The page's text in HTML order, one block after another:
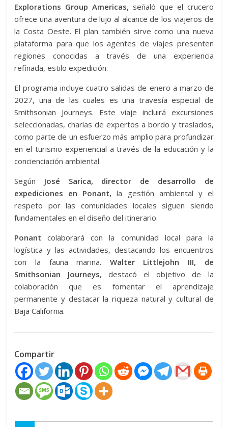
Explorations Group Americas, señaló que el crucero
ofrece una aventura de lujo al alcance de los viajeros de
la Costa Oeste. El plan también sirve como una nueva
plataforma para que los agentes de viajes presenten
regiones conocidas a través de una experiencia
refinada, estilo expedición.
El programa incluye cuatro salidas de enero a marzo de
2027, una de las cuales es una travesía especial de
Smithsonian Journeys. Este viaje incluirá excursiones
seleccionadas, charlas de expertos a bordo y traslados,
como parte de un esfuerzo más amplio para profundizar
en el turismo experiencial a través de la educación y la
concienciación ambiental.
Según José Sarica, director de desarrollo de
expediciones en Ponant, la gestión ambiental y el
respeto por las comunidades locales siguen siendo
fundamentales en el diseño del itinerario.
Ponant colaborará con la comunidad local para la
logística y las actividades, destacando los encuentros
con la fauna marina. Walter Littlejohn III, de
Smithsonian Journeys, destacó el objetivo de la
colaboración que es fomentar el aprendizaje
permanente y destacar la riqueza natural y cultural de
Baja California.
Compartir